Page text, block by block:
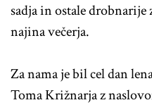
sadja in ostale
najina večerja.
Za nama je bil cel dan
Toma Križnarja z